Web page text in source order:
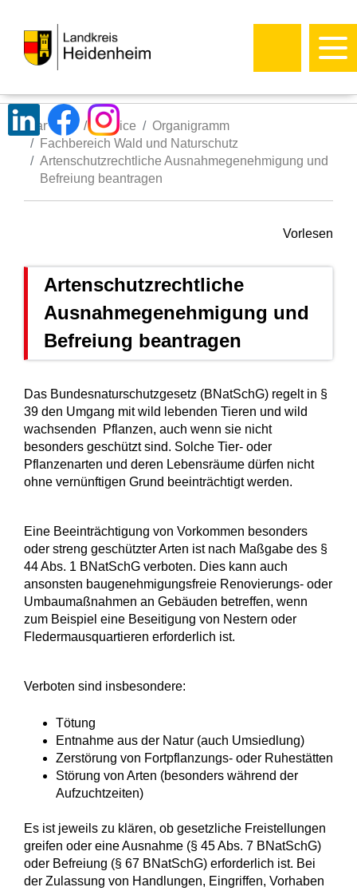
Startseite Service
Organigramm
Fachbereich Wald und Naturschutz
Artenschutzrechtliche Ausnahmegenehmigung und
Befreiung beantragen
Vorlesen
Artenschutzrechtliche
Ausnahmegenehmigung und
Befreiung beantragen
Das Bundesnaturschutzgesetz (BNatSchG) regelt in §
39 den Umgang mit wild lebenden Tieren und wild
wachsenden Pflanzen, auch wenn sie nicht
besonders geschützt sind. Solche Tier- oder
Pflanzenarten und deren Lebensräume dürfen nicht
ohne vernünftigen Grund beeinträchtigt werden.
Eine Beeinträchtigung von Vorkommen besonders
oder streng geschützter Arten ist nach Maßgabe des §
44 Abs. 1 BNatSchG verboten. Dies kann auch
ansonsten baugenehmigungsfreie Renovierungs- oder
Umbaumaßnahmen an Gebäuden betreffen, wenn
zum Beispiel eine Beseitigung von Nestern oder
Fledermausquartieren erforderlich ist.
Verboten sind insbesondere:
Tötung
Entnahme aus der Natur (auch Umsiedlung)
Zerstörung von Fortpflanzungs- oder Ruhestätten
Störung von Arten (besonders während der
Aufzuchtzeiten)
Es ist jeweils zu klären, ob gesetzliche Freistellungen
greifen oder eine Ausnahme (§ 45 Abs. 7 BNatSchG)
oder Befreiung (§ 67 BNatSchG) erforderlich ist. Bei
der Zulassung von Handlungen, Eingriffen, Vorhaben